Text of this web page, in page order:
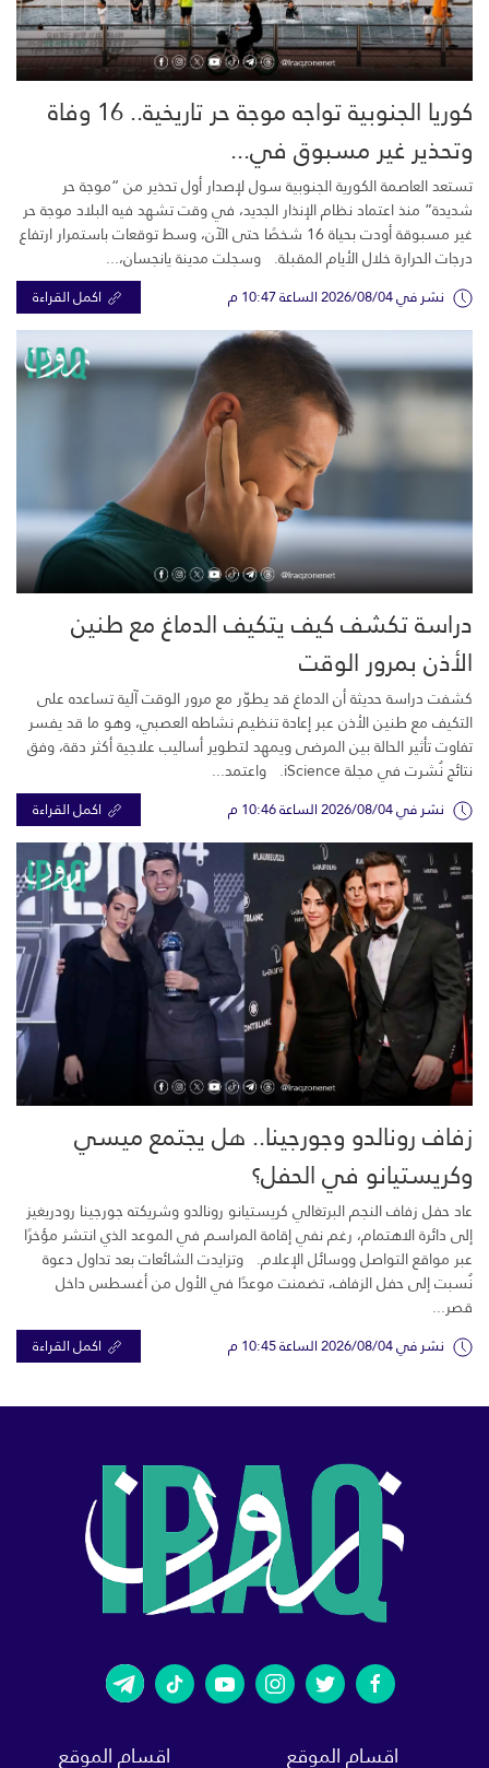
كوريا الجنوبية تواجه موجة حر تاريخية.. 16 وفاة
وتحذير غير مسبوق في...
تستعد العاصمة الكورية الجنوبية سول لإصدار أول تحذير من “موجة حر
شديدة” منذ اعتماد نظام الإنذار الجديد، في وقت تشهد فيه البلاد موجة حر
غير مسبوقة أودت بحياة 16 شخصًا حتى الآن، وسط توقعات باستمرار ارتفاع
درجات الحرارة خلال الأيام المقبلة. وسجلت مدينة يانجسان،...
نشر في 2026/08/04 الساعة 10:47 م اكمل القراءة
دراسة تكشف كيف يتكيف الدماغ مع طنين
الأذن بمرور الوقت
كشفت دراسة حديثة أن الدماغ قد يطوّر مع مرور الوقت آلية تساعده على
التكيف مع طنين الأذن عبر إعادة تنظيم نشاطه العصبي، وهو ما قد يفسر
تفاوت تأثير الحالة بين المرضى ويمهد لتطوير أساليب علاجية أكثر دقة، وفق
نتائج نُشرت في مجلة iScience. واعتمد...
نشر في 2026/08/04 الساعة 10:46 م اكمل القراءة
زفاف رونالدو وجورجينا.. هل يجتمع ميسي
وكريستيانو في الحفل؟
عاد حفل زفاف النجم البرتغالي كريستيانو رونالدو وشريكته جورجينا رودريغيز
إلى دائرة الاهتمام، رغم نفي إقامة المراسم في الموعد الذي انتشر مؤخرًا
عبر مواقع التواصل ووسائل الإعلام. وتزايدت الشائعات بعد تداول دعوة
نُسبت إلى حفل الزفاف، تضمنت موعدًا في الأول من أغسطس داخل
قصر...
نشر في 2026/08/04 الساعة 10:45 م اكمل القراءة
اقسام الموقع اقسام الموقع